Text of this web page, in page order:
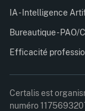
IA - Intelligence
Bureautique - PAO/
Efficacité
Certalis est
numéro